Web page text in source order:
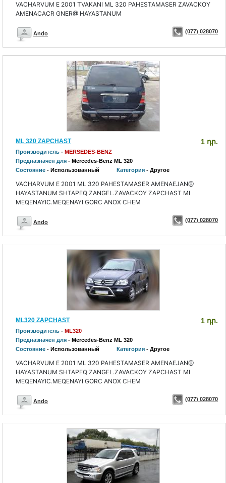
VACHARVUM E 2001 TVAKANI ML 320 PAHESTAMASER ZAVACKOY
AMENACACR GNER@ HAYASTANUM
Ando (077) 028070
ML 320 ZAPCHAST 1 դր.
Производитель - MERSEDES-BENZ
Предназначен для - Mercedes-Benz ML 320
Состояние - Использованный Категория - Другое
VACHARVUM E 2001 ML 320 PAHESTAMASER AMENAEJAN@
HAYASTANUM SHTAPEQ ZANGEL.ZAVACKOY ZAPCHAST MI
MEQENAYIC.MEQENAYI GORC ANOX CHEM
Ando (077) 028070
ML320 ZAPCHAST 1 դր.
Производитель - ML320
Предназначен для - Mercedes-Benz ML 320
Состояние - Использованный Категория - Другое
VACHARVUM E 2001 ML 320 PAHESTAMASER AMENAEJAN@
HAYASTANUM SHTAPEQ ZANGEL.ZAVACKOY ZAPCHAST MI
MEQENAYIC.MEQENAYI GORC ANOX CHEM
Ando (077) 028070